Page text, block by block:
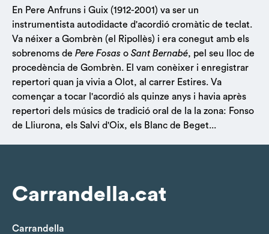
En Pere Anfruns i Guix (1912-2001) va ser un
instrumentista autodidacte d'acordió cromàtic de teclat.
Va néixer a Gombrèn (el Ripollès) i era conegut amb els
sobrenoms de Pere Fosas o Sant Bernabé, pel seu lloc de
procedència de Gombrèn. El vam conèixer i enregistrar
repertori quan ja vivia a Olot, al carrer Estires. Va
començar a tocar l'acordió als quinze anys i havia après
repertori dels músics de tradició oral de la la zona: Fonso
de Lliurona, els Salvi d'Oix, els Blanc de Beget...
Carrandella.cat
Carrandella